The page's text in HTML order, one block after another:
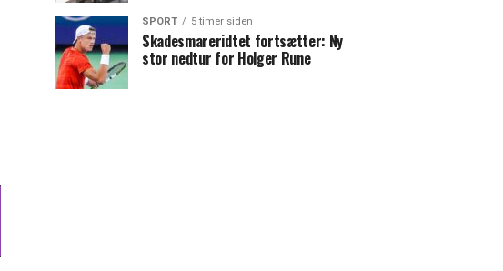
SPORT 5 timer siden
Skadesmareridtet fortsætter: Ny
stor nedtur for Holger Rune